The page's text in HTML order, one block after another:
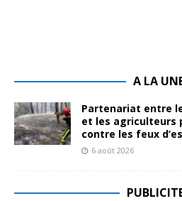
A LA
Partenariat entre
et les agriculteurs
contre les feux
6 août 2026